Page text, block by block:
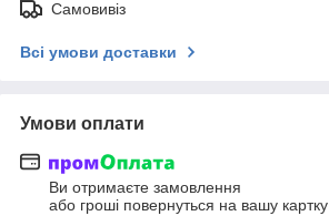
Самовивіз
Всі умови доставки
Умови оплати
Ви отримаєте замовлення
або гроші повернуться на вашу картку